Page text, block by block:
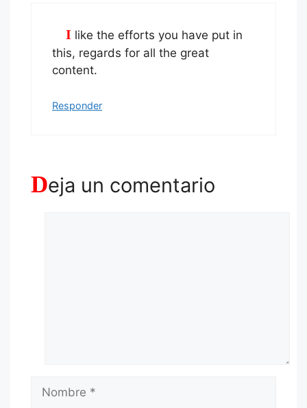
I like the efforts you have put in
this, regards for all the great
content.
Responder
Deja un comentario
Nombre